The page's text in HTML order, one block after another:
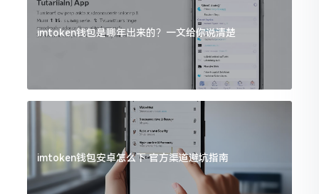
imtoken钱包是哪年出来的？一文给你说清楚
imtoken钱包安卓怎么下 官方渠道避坑指南